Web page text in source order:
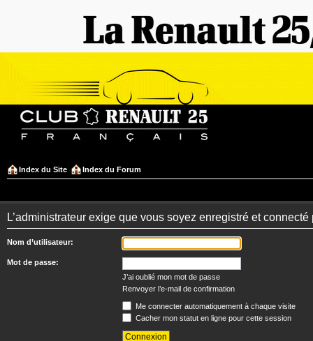
Index du Site Index du Forum
L’administrateur exige que vous soyez enregistré et
Nom d’utilisateur:
Mot de passe:
J’ai oublié mon mot de passe
Renvoyer l’e-mail de confirmation
Me connecter automatiquement à chaque visite
Cacher mon statut en ligne pour cette session